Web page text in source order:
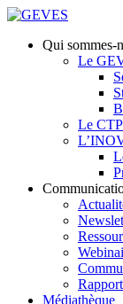
Qui sommes-
Le
Le
Médiathèque